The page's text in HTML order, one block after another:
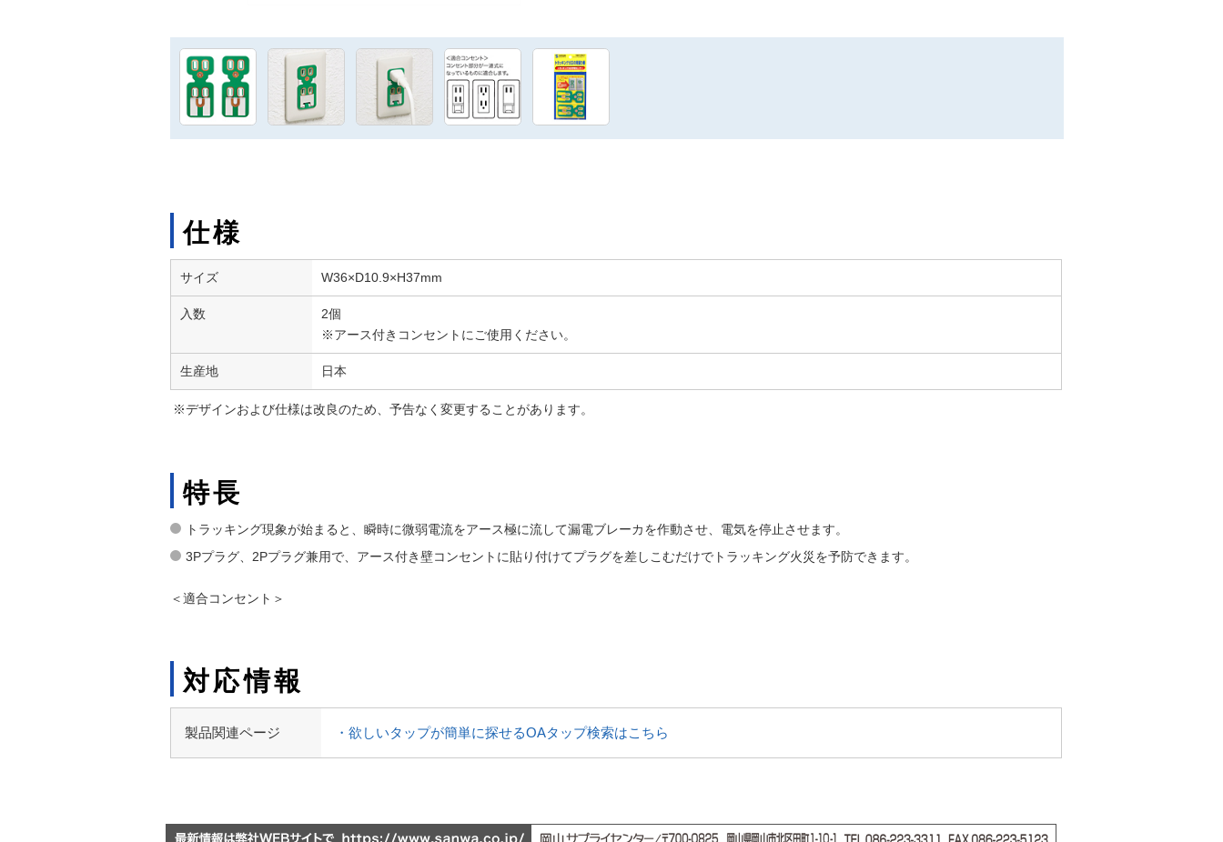
仕様
サイズ W36×D10.9×H37mm
入数
2個
※アース付きコンセントにご使用ください。
生産地 日本
※デザインおよび仕様は改良のため、予告なく変更することがあります。
特長
トラッキング現象が始まると、瞬時に微弱電流をアース極に流して漏電ブレーカを作動させ、電気を停止させます。
3Pプラグ、2Pプラグ兼用で、アース付き壁コンセントに貼り付けてプラグを差しこむだけでトラッキング火災を予防できます。
＜適合コンセント＞
対応情報
製品関連ページ ・欲しいタップが簡単に探せるOAタップ検索はこちら